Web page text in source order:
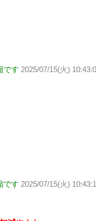
です 2025/07/15(火)
です 2025/07/15(火)